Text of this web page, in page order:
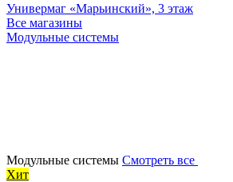
Универмаг «Марьинский», 3 этаж
Все магазины
Модульные системы
Модульные системы Смотреть все
Хит